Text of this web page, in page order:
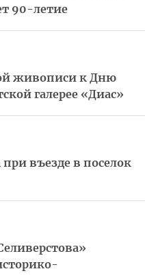
90-летие
живописи к Дню
галерее «Диас»
при въезде в поселок